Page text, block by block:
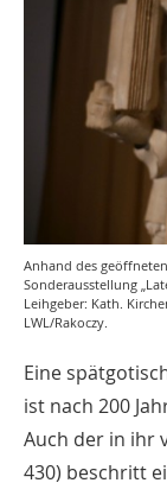
Anhand des
Sonderausstellung
Leihgeber: Kath.
LWL/Rakoczy.
Eine
ist nach 200
Auch der in ihr
430) beschritt